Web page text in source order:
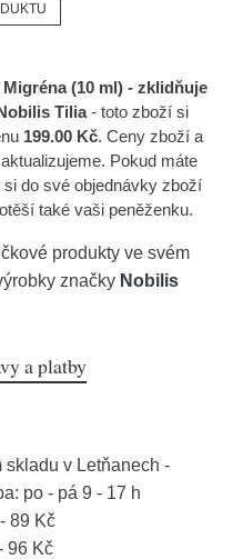
(10 ml) - zklidňuje
Tilia- toto zboží si
199.00 Kč. Ceny zboží a
Pokud máte
si do své objednávky zboží
také vaši peněženku.
produkty ve svém
značky Nobilis
a platby
skladu v Letňanech -
po - pá 9 - 17 h
89 Kč
96 Kč